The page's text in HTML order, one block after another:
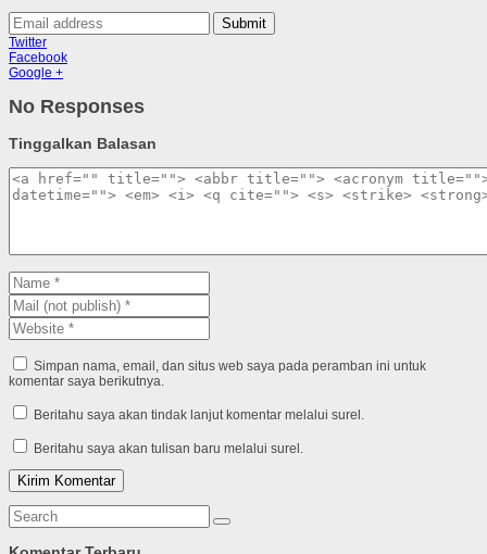
Submit
Twitter
Facebook
Google +
No Responses
Tinggalkan Balasan
Simpan nama, email, dan situs web saya pada peramban ini untuk
komentar saya berikutnya.
Beritahu saya akan tindak lanjut komentar melalui surel.
Beritahu saya akan tulisan baru melalui surel.